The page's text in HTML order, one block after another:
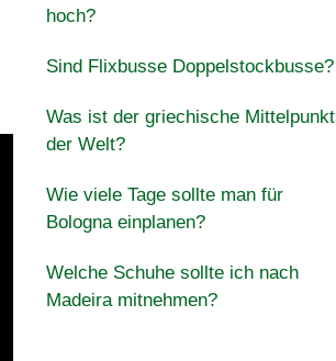
hoch?
Sind Flixbusse Doppelstockbusse?
Was ist der griechische Mittelpunkt
der Welt?
Wie viele Tage sollte man für
Bologna einplanen?
Welche Schuhe sollte ich nach
Madeira mitnehmen?